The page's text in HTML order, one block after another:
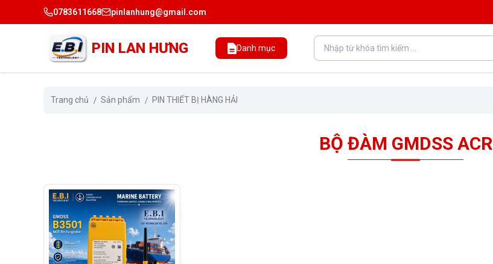
0783611668 pinlanhung@gmail.com
PIN LAN HƯNG Danh mục
Trang chủ Sản phẩm PIN THIẾT BỊ HÀNG HẢI
BỘ ĐÀM GMDSS ACR